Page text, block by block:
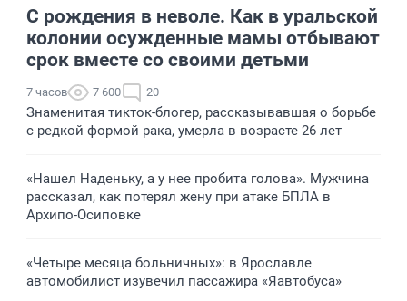
С рождения в неволе. Как в уральской
колонии осужденные мамы отбывают
срок вместе со своими детьми
7 часов 7 600 20
Знаменитая тикток-блогер, рассказывавшая о борьбе
с редкой формой рака, умерла в возрасте 26 лет
«Нашел Наденьку, а у нее пробита голова». Мужчина
рассказал, как потерял жену при атаке БПЛА в
Архипо-Осиповке
«Четыре месяца больничных»: в Ярославле
автомобилист изувечил пассажира «Яавтобуса»